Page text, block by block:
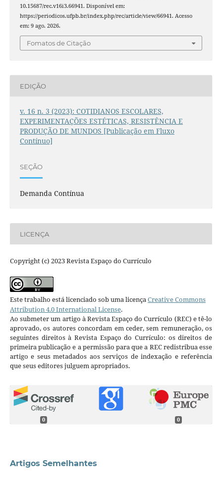
10.15687/rec.v16i3.66941. Disponível em:
https://periodicos.ufpb.br/index.php/rec/article/view/66941. Acesso
em: 9 ago. 2026.
Fomatos de Citação
EDIÇÃO
v. 16 n. 3 (2023): COTIDIANOS ESCOLARES,
EXPERIMENTAÇÕES ESTÉTICAS, RESISTÊNCIA E
PRODUÇÃO DE MUNDOS [Publicação em Fluxo
Contínuo]
SEÇÃO
Demanda Contínua
LICENÇA
Copyright (c) 2023 Revista Espaço do Currículo
Este trabalho está licenciado sob uma licença Creative Commons
Attribution 4.0 International License.
Ao submeter um artigo à Revista Espaço do Currículo (REC) e tê-lo
aprovado, os autores concordam em ceder, sem remuneração, os
seguintes direitos à Revista Espaço do Currículo: os direitos de
primeira publicação e a permissão para que a REC redistribua esse
artigo e seus metadados aos serviços de indexação e referência
que seus editores julguem apropriados.
0 0
Artigos Semelhantes